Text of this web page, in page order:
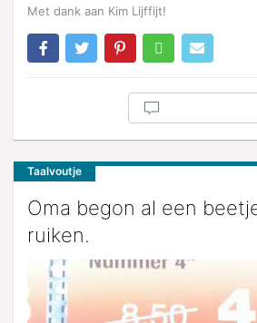
Met dank aan Kim Lijffijt!
Taalvoutje
Oma begon al een
ruiken.